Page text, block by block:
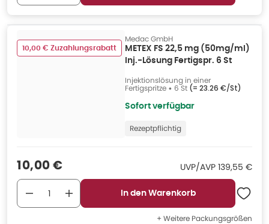
10,00 € Zuzahlungsrabatt
Medac GmbH
METEX FS 22,5 mg (50mg/ml)
Inj.-Lösung Fertigspr. 6 St
Injektionslösung in einer
Fertigspritze • 6 St (= 23.26 €/St)
Sofort verfügbar
Rezeptpflichtig
Verkaufspreis
10,00 € UVP/AVP UVP/AVP
139,55 €
In den Warenkorb
+ Weitere Packungsgrößen